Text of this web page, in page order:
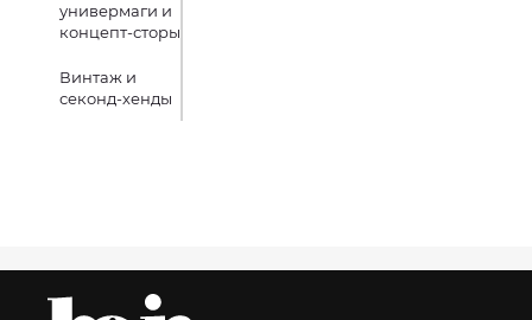
универмаги и
концепт-сторы
Винтаж и
секонд-хенды